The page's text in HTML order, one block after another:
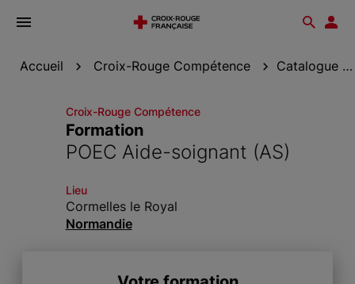
Ouvrir
Accueil Croix-Rouge Compétence Catalogue de formation
Croix-Rouge Compétence
Formation
POEC Aide-soignant (AS)
Lieu
Cormelles le Royal
Normandie